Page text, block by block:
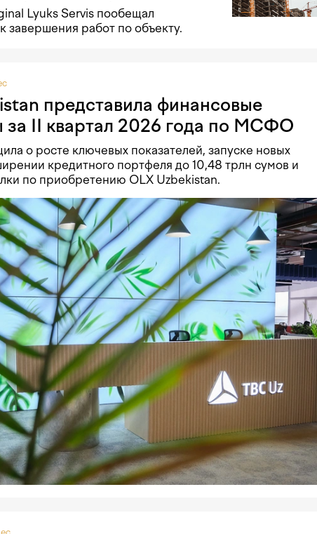
Lyuks Servis пообещал
завершения работ по объекту.
представила финансовые
за II квартал 2026 года по МСФО
о росте ключевых показателей, запуске новых
кредитного портфеля до 10,48 трлн сумов и
по приобретению OLX Uzbekistan.